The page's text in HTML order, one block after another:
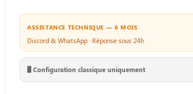
ASSISTANCE TECHNIQUE — 6 MOIS
Discord & WhatsApp · Réponse sous 24h
🖥️ Configuration classique uniquement